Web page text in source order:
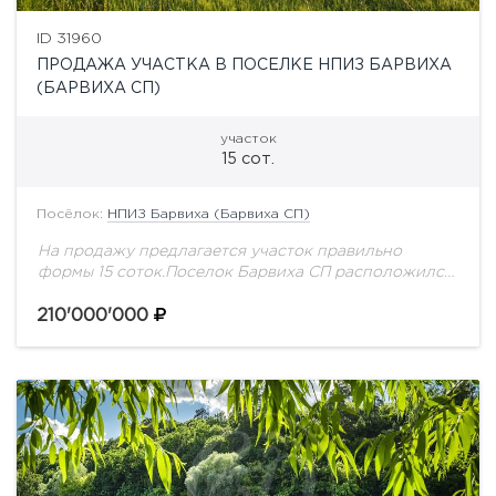
ID 31960
ПРОДАЖА УЧАСТКА В ПОСЕЛКЕ НПИЗ БАРВИХА
(БАРВИХА СП)
участок
15 сот.
Посёлок: НПИЗ Барвиха (Барвиха СП)
На продажу предлагается участок правильно
формы 15 соток.Поселок Барвиха СП расположился
шума и пыли магистрали, всего в 8 километрах от...
210'000'000